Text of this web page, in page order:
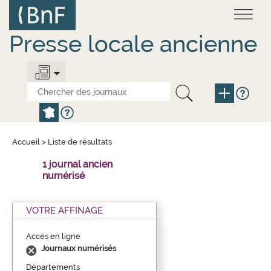
contenu
principal
Presse locale ancienne
Accueil > Liste de résultats
1 journal ancien
numérisé
VOTRE AFFINAGE
Accès en ligne
Journaux numérisés
Départements
Panneau de gestion des cookies